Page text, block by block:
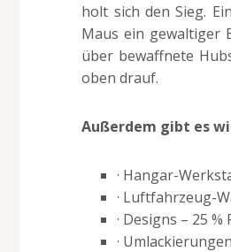
holt sich den Sieg.
Maus ein gewaltiger
über bewaffnete
oben drauf.
Außerdem gibt es
· Hangar-
· Luftfahrzeug-
· Designs – 25
·